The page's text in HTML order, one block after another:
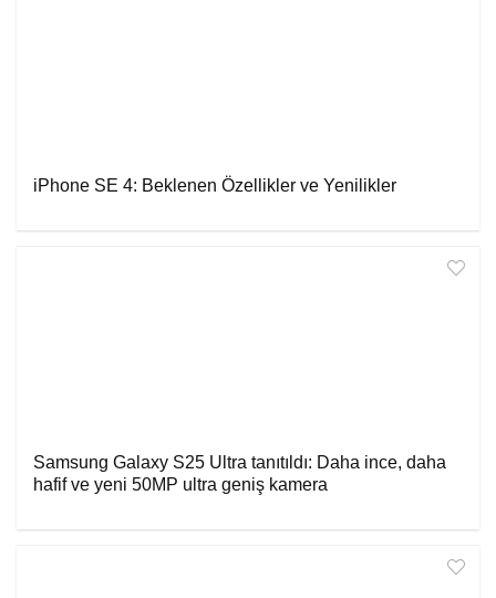
iPhone SE 4: Beklenen Özellikler ve Yenilikler
Samsung Galaxy S25 Ultra tanıtıldı: Daha ince, daha
hafif ve yeni 50MP ultra geniş kamera